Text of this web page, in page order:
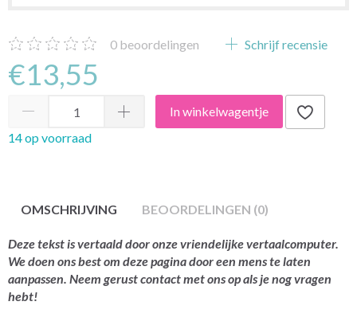
0 beoordelingen Schrijf recensie
€13,55
In winkelwagentje
14 op voorraad
OMSCHRIJVING BEOORDELINGEN (0)
Deze tekst is vertaald door onze vriendelijke vertaalcomputer.
We doen ons best om deze pagina door een mens te laten
aanpassen. Neem gerust contact met ons op als je nog vragen
hebt!